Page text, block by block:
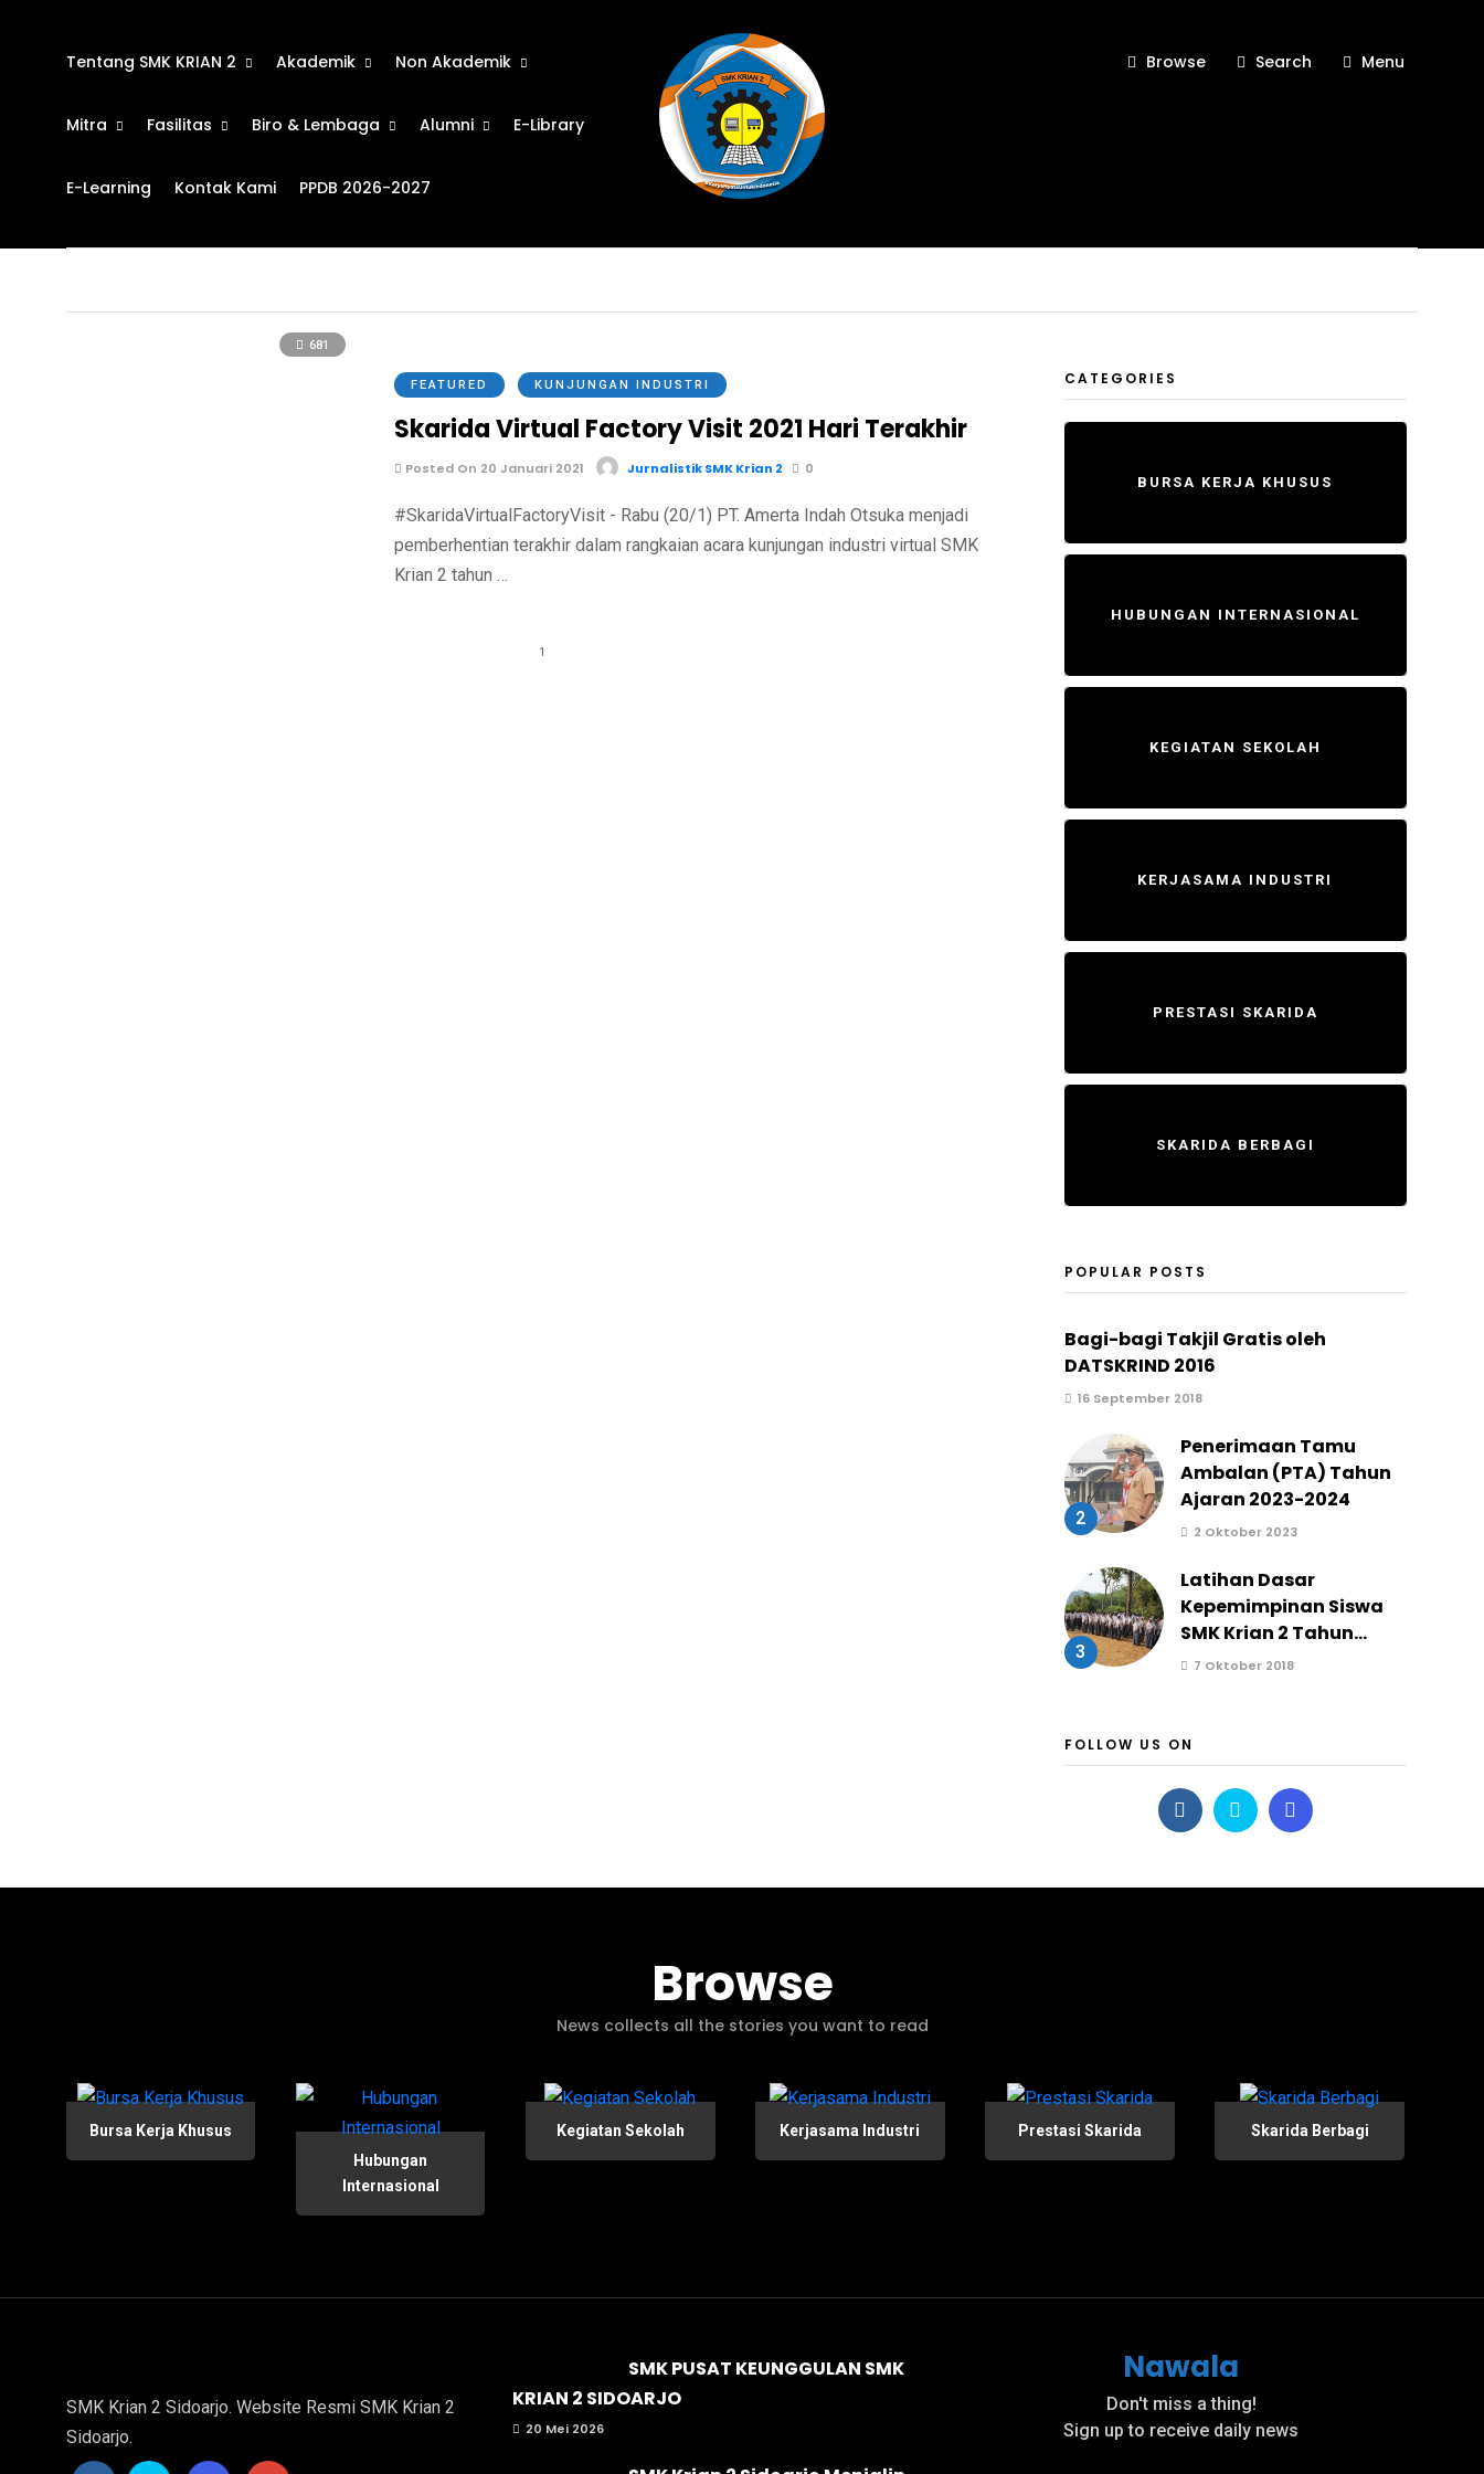
Tentang SMK KRIAN 2 Akademik Non Akademik
Mitra Fasilitas Biro & Lembaga Alumni E-Library
E-Learning Kontak Kami PPDB 2026-2027
Browse Search Menu
681
FEATURED KUNJUNGAN INDUSTRI
Skarida Virtual Factory Visit 2021 Hari Terakhir
Posted On 20 Januari 2021 Jurnalistik SMK Krian 2 0
#SkaridaVirtualFactoryVisit - Rabu (20/1) PT. Amerta Indah Otsuka menjadi
pemberhentian terakhir dalam rangkaian acara kunjungan industri virtual SMK
Krian 2 tahun …
1
CATEGORIES
BURSA KERJA KHUSUS
HUBUNGAN INTERNASIONAL
KEGIATAN SEKOLAH
KERJASAMA INDUSTRI
PRESTASI SKARIDA
SKARIDA BERBAGI
POPULAR POSTS
Bagi-bagi Takjil Gratis oleh
DATSKRIND 2016
16 September 2018
2
Penerimaan Tamu
Ambalan (PTA) Tahun
Ajaran 2023-2024
2 Oktober 2023
3
Latihan Dasar
Kepemimpinan Siswa
SMK Krian 2 Tahun...
7 Oktober 2018
FOLLOW US ON
Browse
News collects all the stories you want to read
Bursa Kerja Khusus
Hubungan
Internasional
Kegiatan Sekolah Kerjasama Industri Prestasi Skarida Skarida Berbagi
SMK Krian 2 Sidoarjo. Website Resmi SMK Krian 2
Sidoarjo.
SMK PUSAT KEUNGGULAN SMK
KRIAN 2 SIDOARJO
20 Mei 2026
Nawala
Don't miss a thing!
Sign up to receive daily news